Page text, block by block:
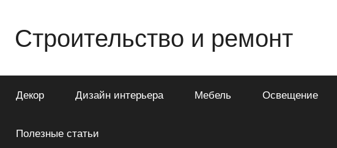
содержимому
Строительство и ремонт
о
строительстве
Декор Дизайн интерьера Мебель Освещение
Полезные статьи